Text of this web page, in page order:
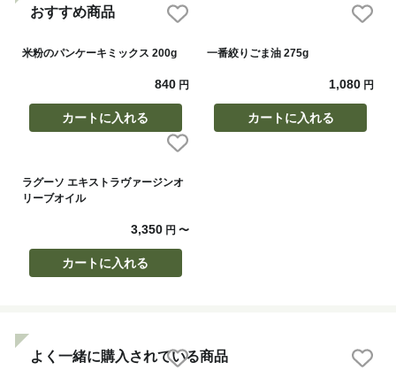
おすすめ商品
米粉のパンケーキミックス 200g
840円
カートに入れる
一番絞りごま油 275g
1,080 円
カートに入れる
ラグーソ エキストラヴァージンオ
リーブオイル
3,350円 〜
カートに入れる
よく一緒に購入されている商品